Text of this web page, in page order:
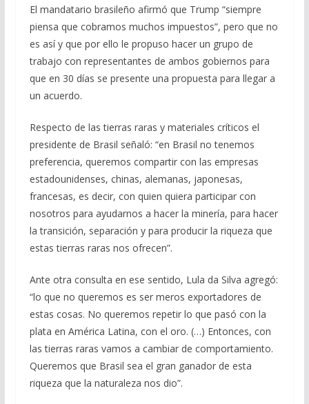
El mandatario brasileño afirmó que Trump “siempre
piensa que cobramos muchos impuestos”, pero que no
es así y que por ello le propuso hacer un grupo de
trabajo con representantes de ambos gobiernos para
que en 30 días se presente una propuesta para llegar a
un acuerdo.
Respecto de las tierras raras y materiales críticos el
presidente de Brasil señaló: “en Brasil no tenemos
preferencia, queremos compartir con las empresas
estadounidenses, chinas, alemanas, japonesas,
francesas, es decir, con quien quiera participar con
nosotros para ayudarnos a hacer la minería, para hacer
la transición, separación y para producir la riqueza que
estas tierras raras nos ofrecen”.
Ante otra consulta en ese sentido, Lula da Silva agregó:
“lo que no queremos es ser meros exportadores de
estas cosas. No queremos repetir lo que pasó con la
plata en América Latina, con el oro. (…) Entonces, con
las tierras raras vamos a cambiar de comportamiento.
Queremos que Brasil sea el gran ganador de esta
riqueza que la naturaleza nos dio”.